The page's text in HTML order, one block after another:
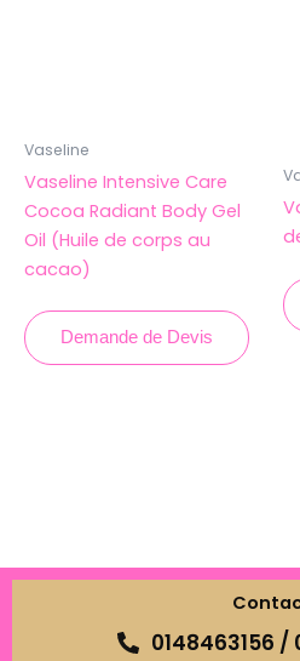
Vaseline
Vaseline Intensive Care
Cocoa Radiant Body Gel
Oil (Huile de corps au
cacao)
Demande de Devis
0148463156 /